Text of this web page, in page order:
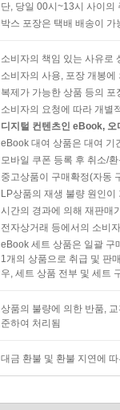
단, 당일 00시~13시 사이의
박스 포장은 택배 배송이
소비자의 책임 있는 사유로
소비자의 사용, 포장 개봉
복제가 가능한 상품 등의
소비자의 요청에 따라 개별
디지털 컨텐츠인 eBook,
eBook 대여 상품은 대여 기
모바일 쿠폰 등록 후 취소/
중고상품이 구매확정(자동
LP상품의 재생 불량 원인
시간의 경과에 의해 재판매
전자상거래 등에서의 소비
eBook 세트 상품은 일괄 구
1개의 상품으로 취급 및 판
우, 세트 상품 전부 및 세트
상품의 불량에 의한 반품,
준하여 처리됨
대금 환불 및 환불 지연에